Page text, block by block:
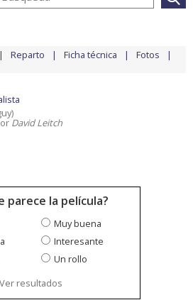
Reparto Ficha técnica Fotos
David Leitch
parece la película?
Muy buena
Interesante
Un rollo
Ver resultados